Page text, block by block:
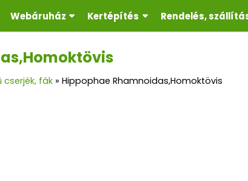
Webáruház Kertépítés Rendelés,
cserjék, fák » Hippophae Rhamnoidas,Homoktövis